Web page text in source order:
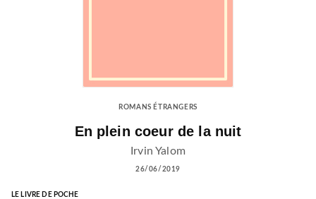
ROMANS ÉTRANGERS
En plein coeur de la nuit
Irvin Yalom
26/06/2019
LE LIVRE DE POCHE